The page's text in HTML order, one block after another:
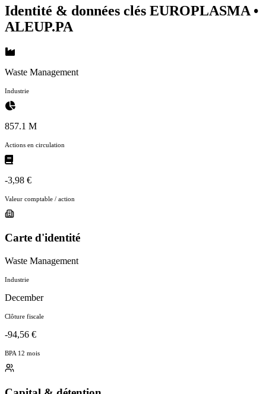
Identité & données clés EUROPLASMA •
ALEUP.PA
Waste Management
Industrie
857.1 M
Actions en circulation
-3,98 €
Valeur comptable / action
Carte d'identité
Waste Management
Industrie
December
Clôture fiscale
-94,56 €
BPA 12 mois